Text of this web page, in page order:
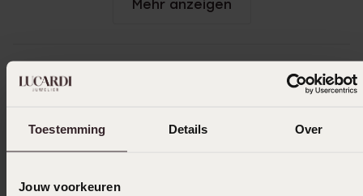
Toestemming Details Over
Jouw voorkeuren
Mehr anzeigen
Größe auswählen und bestellen
Das könnte dir gefallen